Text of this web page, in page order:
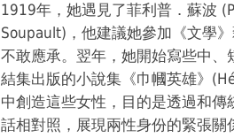
1919年，她遇見了菲利普．蘇波
Soupault)，他建議她參加《文學
不敢應承。翌年，她開始寫些中、
結集出版的小說集《巾幗英雄》
中創造這些女性，目的是透過和傳
話相對照，展現兩性身份的緊張關